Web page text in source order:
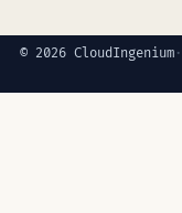
© 2026 CloudIngenium·